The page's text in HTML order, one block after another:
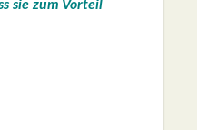
sie zum Vor­teil